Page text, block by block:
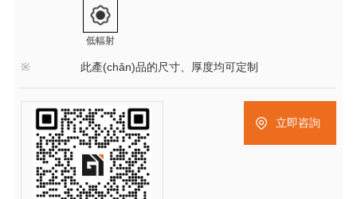
低輻射
※ 此產(chǎn)品的尺寸、厚度均可定制
立即咨詢